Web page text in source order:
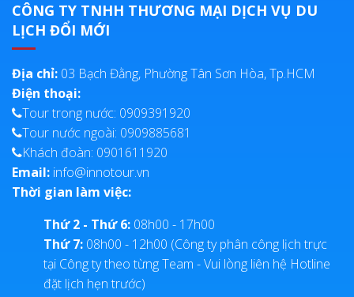
CÔNG TY TNHH THƯƠNG MẠI DỊCH VỤ DU
LỊCH ĐỔI MỚI
Địa chỉ: 03 Bạch Đằng, Phường Tân Sơn Hòa, Tp.HCM
Điện thoại:
Tour trong nước: 0909391920
Tour nước ngoài: 0909885681
Khách đoàn: 0901611920
Email: info@innotour.vn
Thời gian làm việc:
Thứ 2 - Thứ 6: 08h00 - 17h00
Thứ 7: 08h00 - 12h00 (Công ty phân công lịch trực
tại Công ty theo từng Team - Vui lòng liên hệ Hotline
đặt lịch hẹn trước)